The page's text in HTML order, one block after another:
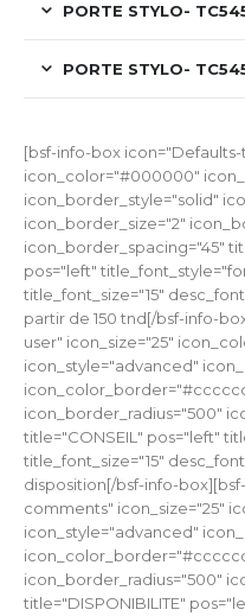
PORTE STYLO-
PORTE STYLO-
[bsf-info-box icon="Defaults-
icon_color="#000000"
icon_border_style="solid"
icon_border_size="2"
icon_border_spacing="45"
pos="left"
title_font_size="15"
partir de 150 tnd[/bsf-info-
user" icon_size="25"
icon_style="advanced"
icon_border_radius="500"
title="CONSEIL" pos="left"
title_font_size="15"
disposition[/bsf-info-
comments" icon_size="25"
icon_style="advanced"
icon_border_radius="500"
title="DISPONIBILITE"